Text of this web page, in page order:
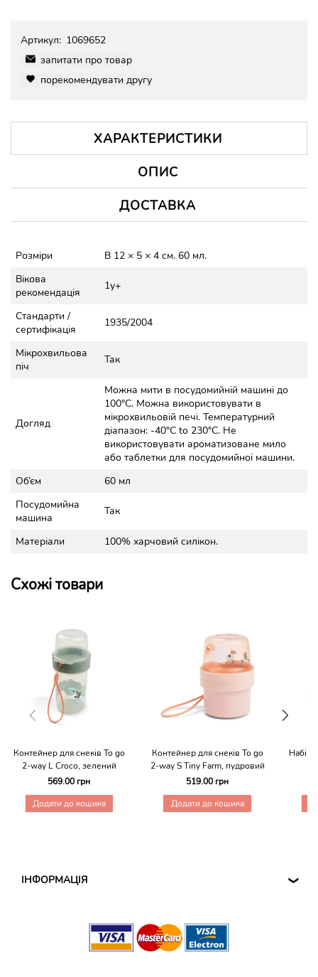
Артикул: 1069652
запитати про товар
порекомендувати другу
ХАРАКТЕРИСТИКИ
ОПИС
ДОСТАВКА
Розміри
В 12 × 5 × 4 см. 60 мл.
Вікова
рекомендація
1y+
Стандарти /
сертифікація
1935/2004
Мікрохвильова
піч
Так
Догляд
Можна мити в посудомийній машині до
100°C. Можна використовувати в
мікрохвильовій печі. Температурний
діапазон: -40°C to 230°C. Не
використовувати ароматизоване мило
або таблетки для посудомийної машини.
Об’єм
60 мл
Посудомийна
машина
Так
Матеріали 100% харчовий силікон.
Схожі товари
Контейнер для снеків To go
2-way L Croco, зелений
569.00 грн
Додати до кошика
Контейнер для снеків To go
2-way S Tiny Farm, пудровий
519.00 грн
Додати до кошика
Набір
ІНФОРМАЦІЯ ❮
CПОСОБИ ДОСТАВКИ ТА ОПЛАТИ